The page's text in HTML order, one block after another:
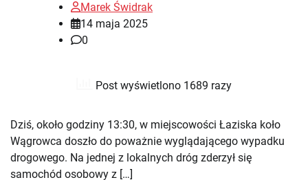
Marek Świdrak
14 maja 2025
0
Post wyświetlono 1689 razy
Dziś, około godziny 13:30, w miejscowości Łaziska koło
Wągrowca doszło do poważnie wyglądającego wypadku
drogowego. Na jednej z lokalnych dróg zderzył się
samochód osobowy z […]